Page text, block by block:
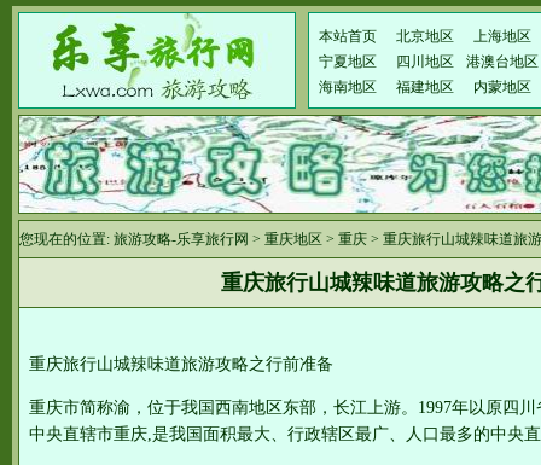
本站首页 北京地区
上海地区
宁夏地区
四川地区
港澳台地区
海南地区
福建地区 内蒙地区
您现在的位置: 旅游攻略-乐享旅行网 > 重庆地区 > 重庆 > 重庆旅行山城辣味道旅
重庆旅行山城辣味道旅游攻略之
重庆旅行山城辣味道旅游攻略之行前准备
重庆市简称渝，位于我国西南地区东部，长江上游。1997年以原四
中央直辖市重庆,是我国面积最大、行政辖区最广、人口最多的中央